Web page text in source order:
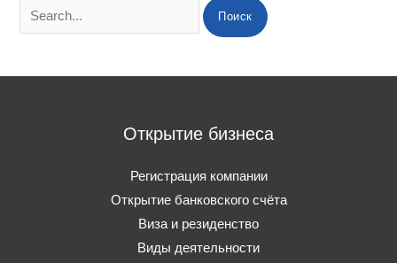
Открытие бизнеса
Регистрация компании
Открытие банковского счёта
Виза и резиденство
Виды деятельности